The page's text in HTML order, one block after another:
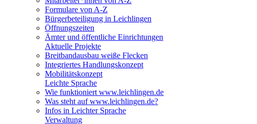
Formulare von A-Z
Bürgerbeteiligung in Leichlingen
Öffnungszeiten
Ämter und öffentliche Einrichtungen
Aktuelle Projekte
Breitbandausbau weiße Flecken
Integriertes Handlungskonzept
Mobilitätskonzept
Leichte Sprache
Wie funktioniert www.leichlingen.de
Was steht auf www.leichlingen.de?
Infos in Leichter Sprache
Verwaltung